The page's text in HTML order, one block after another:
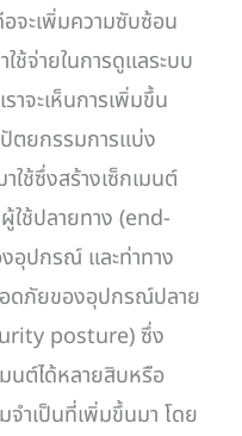
จะเพิ่มความซับซ้อน
ช้จ่ายในการดูแลระบบ
จะเห็นการเพิ่มขึ้น
ตยกรรมการแบ่ง
ใช้ซึ่งสร้างเซ็กเมนต์
ใช้ปลายทาง (end-
อุปกรณ์ และท่าทาง
ดภัยของอุปกรณ์ปลาย
posture) ซึ่ง
มนต์ได้หลายสิบหรือ
ำเป็นที่เพิ่มขึ้นมา โดย